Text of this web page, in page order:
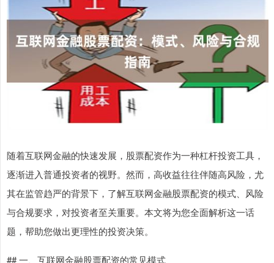
随着互联网金融的快速发展，股票配资作为一种杠杆投资工具，
逐渐进入普通投资者的视野。然而，高收益往往伴随高风险，尤
其在监管趋严的背景下，了解互联网金融股票配资的模式、风险
与合规要求，对投资者至关重要。本文将为您全面解析这一话
题，帮助您做出更理性的投资决策。
## 一、互联网金融股票配资的常见模式